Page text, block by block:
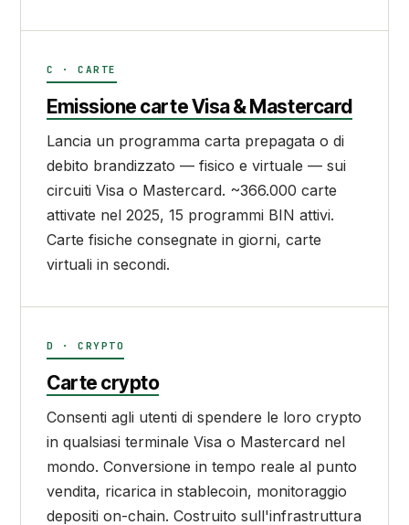
C · CARTE
Emissione carte Visa & Mastercard
Lancia un programma carta prepagata o di
debito brandizzato — fisico e virtuale — sui
circuiti Visa o Mastercard. ~366.000 carte
attivate nel 2025, 15 programmi BIN attivi.
Carte fisiche consegnate in giorni, carte
virtuali in secondi.
D · CRYPTO
Carte crypto
Consenti agli utenti di spendere le loro crypto
in qualsiasi terminale Visa o Mastercard nel
mondo. Conversione in tempo reale al punto
vendita, ricarica in stablecoin, monitoraggio
depositi on-chain. Costruito sull'infrastruttura